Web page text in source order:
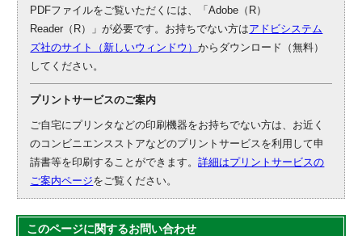
PDFファイルをご覧いただくには、「Adobe（R）
Reader（R）」が必要です。お持ちでない方はアドビシステム
ズ社のサイト（新しいウィンドウ）からダウンロード（無料）
してください。
プリントサービスのご案内
ご自宅にプリンタなどの印刷機器をお持ちでない方は、お近く
のコンビニエンスストアなどのプリントサービスを利用して申
請書等を印刷することができます。詳細はプリントサービスの
ご案内ページをご覧ください。
このページに関するお問い合わせ